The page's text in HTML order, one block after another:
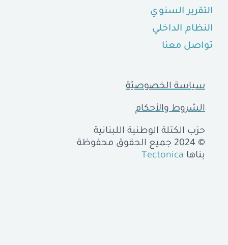
التقرير السنوي
النظام الداخلي
تواصل معنا
سياسة الخصوصيّة
الشروط والأحكام
حزب الكتلة الوطنية اللبنانية
© 2024 جميع الحقوق محفوظة
بناها Tectonica